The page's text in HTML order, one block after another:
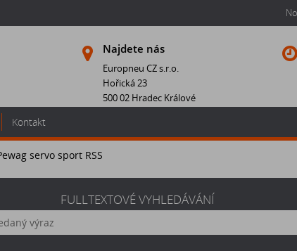
Najdete nás
Europneu CZ s.r.o.
Hořická 23
500 02 Hradec Králové
Kontakt
servo sport RSS
FULLTEXTOVÉ VYHLEDÁVÁNÍ